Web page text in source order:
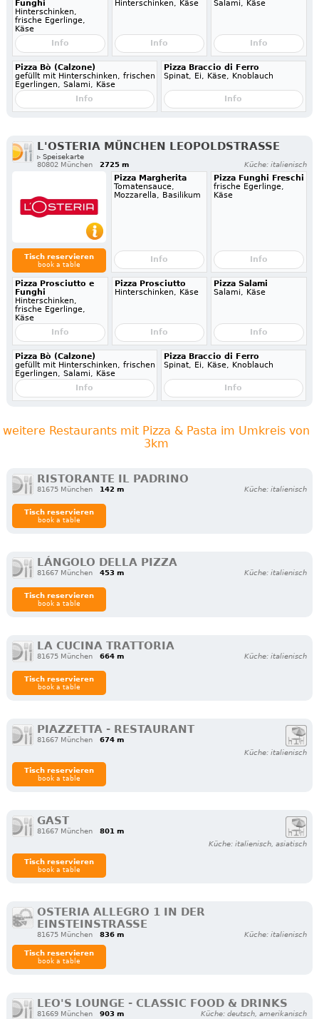
Funghi
Hinterschinken,
frische Egerlinge,
Käse
Info
Hinterschinken, Käse
Info
Salami, Käse
Info
Pizza Bò (Calzone)
gefüllt mit Hinterschinken, frischen
Egerlingen, Salami, Käse
Info
Pizza Braccio di Ferro
Spinat, Ei, Käse, Knoblauch
Info
L'OSTERIA MÜNCHEN LEOPOLDSTRASSE
▹ Speisekarte
80802 München
2725 m Küche: italienisch
Tisch reservieren
book a table
Pizza Margherita
Tomatensauce,
Mozzarella, Basilikum
Info
Pizza Funghi Freschi
frische Egerlinge,
Käse
Info
Pizza Prosciutto e
Funghi
Hinterschinken,
frische Egerlinge,
Käse
Info
Pizza Prosciutto
Hinterschinken, Käse
Info
Pizza Salami
Salami, Käse
Info
Pizza Bò (Calzone)
gefüllt mit Hinterschinken, frischen
Egerlingen, Salami, Käse
Info
Pizza Braccio di Ferro
Spinat, Ei, Käse, Knoblauch
Info
weitere Restaurants mit Pizza & Pasta im Umkreis von
3km
RISTORANTE IL PADRINO
81675 München 142 m Küche: italienisch
Tisch reservieren
book a table
LÁNGOLO DELLA PIZZA
81667 München 453 m Küche: italienisch
Tisch reservieren
book a table
LA CUCINA TRATTORIA
81675 München 664 m Küche: italienisch
Tisch reservieren
book a table
PIAZZETTA - RESTAURANT
81667 München
674 m
Küche: italienisch
Tisch reservieren
book a table
GAST
81667 München
801 m
Küche: italienisch, asiatisch
Tisch reservieren
book a table
OSTERIA ALLEGRO 1 IN DER
EINSTEINSTRASSE
81675 München 836 m Küche: italienisch
Tisch reservieren
book a table
LEO'S LOUNGE - CLASSIC FOOD & DRINKS
81669 München 903 m Küche: deutsch, amerikanisch